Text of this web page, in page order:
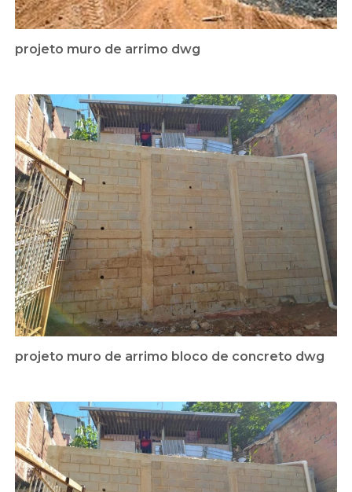
projeto muro de arrimo dwg
projeto muro de arrimo bloco de concreto dwg